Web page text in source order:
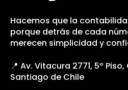
Hacemos que la
porque detrás de cada
merecen simplicidad y
📍 Av. Vitacura 2771, 5º
Santiago de Chile